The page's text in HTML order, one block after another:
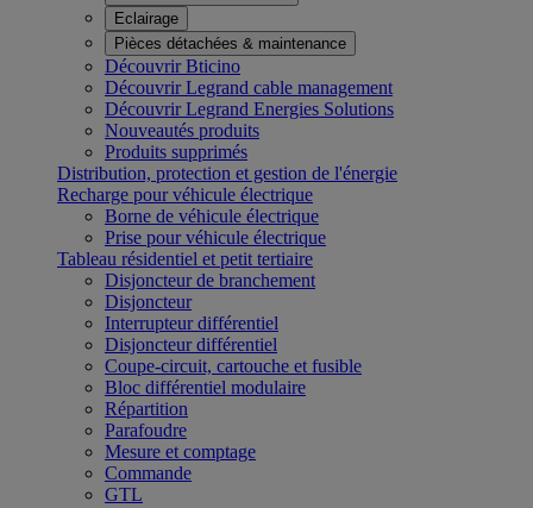
Eclairage
Pièces détachées & maintenance
Découvrir Bticino
Découvrir Legrand cable management
Découvrir Legrand Energies Solutions
Nouveautés produits
Produits supprimés
Distribution, protection et gestion de l'énergie
Recharge pour véhicule électrique
Borne de véhicule électrique
Prise pour véhicule électrique
Tableau résidentiel et petit tertiaire
Disjoncteur de branchement
Disjoncteur
Interrupteur différentiel
Disjoncteur différentiel
Coupe-circuit, cartouche et fusible
Bloc différentiel modulaire
Répartition
Parafoudre
Mesure et comptage
Commande
GTL